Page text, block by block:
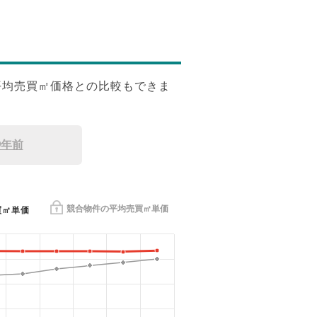
売買㎡価格との比較もできま
前
競合物件の平均売買㎡単価
単価